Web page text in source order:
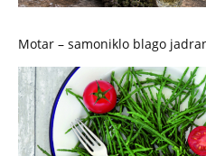
Motar – samoniklo blago